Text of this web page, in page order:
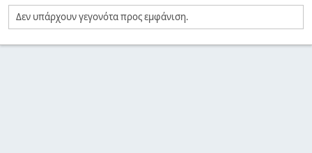
Δεν υπάρχουν γεγονότα προς εμφάνιση.